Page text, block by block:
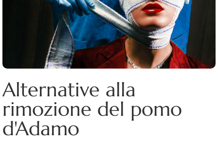
Alternative alla
rimozione del pomo
d'Adamo